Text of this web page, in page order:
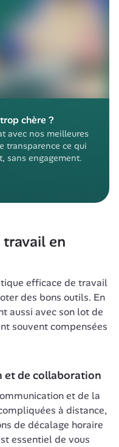
chère ?
avec nos meilleures
transparence ce qui
sans engagement.
en
efficace de travail
des bons outils. En
aussi avec son lot de
souvent compensées
et de collaboration
et de la
à distance,
de décalage horaire
essentiel de vous